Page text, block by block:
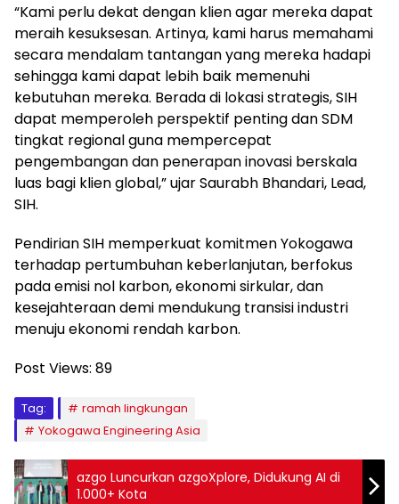
“Kami perlu dekat dengan klien agar mereka dapat
meraih kesuksesan. Artinya, kami harus memahami
secara mendalam tantangan yang mereka hadapi
sehingga kami dapat lebih baik memenuhi
kebutuhan mereka. Berada di lokasi strategis, SIH
dapat memperoleh perspektif penting dan SDM
tingkat regional guna mempercepat
pengembangan dan penerapan inovasi berskala
luas bagi klien global,” ujar Saurabh Bhandari, Lead,
SIH.
Pendirian SIH memperkuat komitmen Yokogawa
terhadap pertumbuhan keberlanjutan, berfokus
pada emisi nol karbon, ekonomi sirkular, dan
kesejahteraan demi mendukung transisi industri
menuju ekonomi rendah karbon.
Post Views: 89
Tag:
ramah lingkungan
Yokogawa Engineering Asia
azgo Luncurkan azgoXplore, Didukung AI di
1.000+ Kota